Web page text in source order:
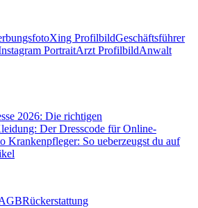
Xing ProfilbildGeschäftsführer
PortraitArzt ProfilbildAnwalt
2026: Die richtigen
Der Dresscode für Online-
Krankenpfleger: So ueberzeugst du auf
Rückerstattung